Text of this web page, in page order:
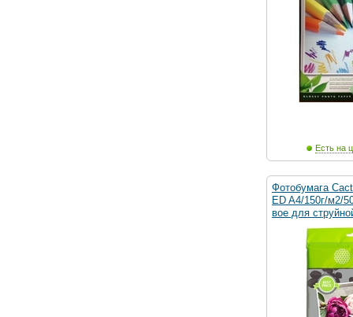
Есть на
Фотобумага
ED A4/150г/м2/
вое для